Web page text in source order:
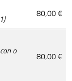
80,00 €
o
80,00 €